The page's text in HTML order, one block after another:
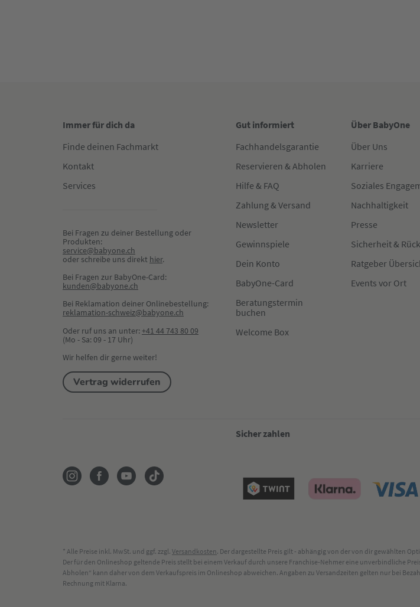
Immer für dich da
Finde deinen Fachmarkt
Kontakt
Services
Bei Fragen zu deiner Bestellung oder
Produkten:
service@babyone.ch
oder schreibe uns direkt hier.
Bei Fragen zur BabyOne-Card:
kunden@babyone.ch
Bei Reklamation deiner Onlinebestellung:
reklamation-schweiz@babyone.ch
Oder ruf uns an unter:+41 44 743 80 09
(Mo - Sa: 09 - 17 Uhr)
Wir helfen dir gerne weiter!
Vertrag widerrufen
Gut informiert
Fachhandelsgarantie
Reservieren & Abholen
Hilfe & FAQ
Zahlung & Versand
Newsletter
Gewinnspiele
Dein Konto
BabyOne-Card
Beratungstermin
buchen
Welcome Box
Über BabyOne
Über Uns
Karriere
Soziales
Nachhaltigkeit
Presse
Sicherheit &
Ratgeber
Events vor Ort
Sicher zahlen
* Alle Preise inkl. MwSt. und ggf. zzgl. Versandkosten. Der dargestellte Preis gilt - abhängig von der von dir gewählten
Der für den Onlineshop geltende Preis stellt bei einem Verkauf durch unsere Franchise-Nehmer eine unverbindliche
Abholen“ kann daher von dem Verkaufspreis im Onlineshop abweichen. Angaben zu Versandzeiten gelten nur bei
Rechnung mit Klarna.